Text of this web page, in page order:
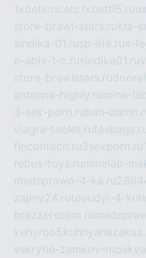
1xbeticricetc1xbetti5.ru
store-brawl-stars.rukts-
sindika-01.rusp-life.rux-
e-abis-1-c.rusindika01.ru
store-brawlstars.ru
antenna-highly.ru mine-
3-sex-porn.ruban-
viagra-tablet.ru
fincontech.ru3sexporn.ru
rebus-toys.ru minelab-
medsprawo-4-ka.ru
zajmy24.rutovudyi-4-
brazzerscom.ru
vskrytie-zamkov-